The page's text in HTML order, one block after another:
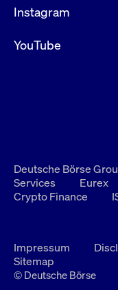
Instagram
YouTube
Deutsche Börse
Services
Eurex
Crypto Finance
Impressum
Sitemap
© Deutsche Börse